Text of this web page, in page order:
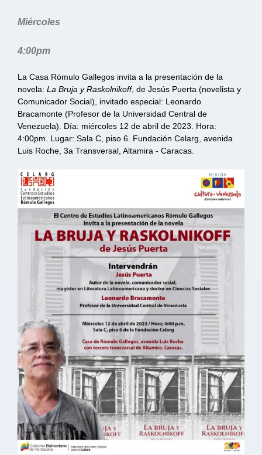
Miércoles
4:00pm
La Casa Rómulo Gallegos invita a la presentación de la
novela: La Bruja y Raskolnikoff, de Jesús Puerta (novelista y
Comunicador Social), invitado especial: Leonardo
Bracamonte (Profesor de la Universidad Central de
Venezuela). Día: miércoles 12 de abril de 2023. Hora:
4:00pm. Lugar: Sala C, piso 6. Fundación Celarg, avenida
Luis Roche, 3a Transversal, Altamira - Caracas.